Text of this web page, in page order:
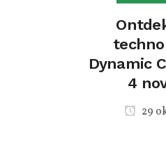
Dynamic
4
29